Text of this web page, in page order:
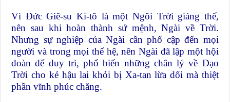
Vì Đức Giê-su Ki-tô là một Ngôi Trời giáng thế,
nên sau khi hoàn thành sứ mệnh, Ngài về Trời.
Nhưng sự nghiệp của Ngài cần phổ cập đến mọi
người và trong mọi thế hệ, nên Ngài đã lập một hội
đoàn để duy trì, phổ biến những chân lý về Đạo
Trời cho kẻ hậu lai khỏi bị Xa-tan lừa dối mà thiệt
phần vĩnh phúc chăng.